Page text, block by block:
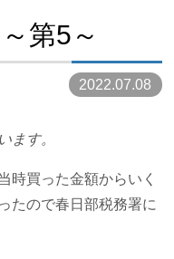
第5～
2022.07.08
ます。
時買った金額からいく
たので春日部税務署に